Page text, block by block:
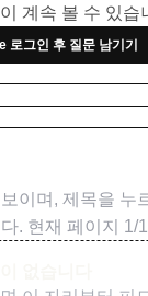
계속 볼 수 있습
로그인 후 질문 남기기
이며, 제목을 누
. 현재 페이지
1 /1